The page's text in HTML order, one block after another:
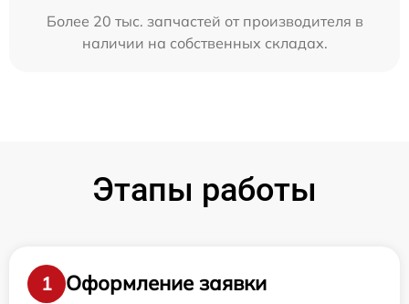
Более 20 тыс. запчастей от производителя в
наличии на собственных складах.
Этапы работы
1
Оформление заявки